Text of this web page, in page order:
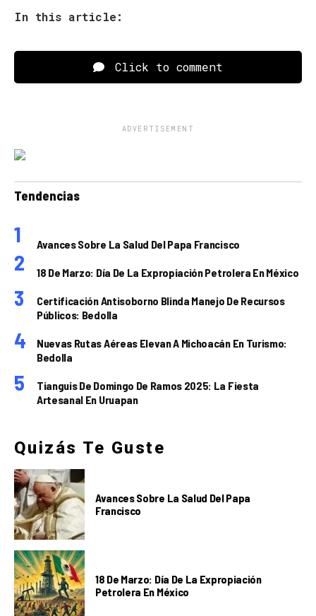
In this article:
Click to comment
ADVERTISEMENT
Tendencias
Avances Sobre La Salud Del Papa Francisco
18 De Marzo: Día De La Expropiación Petrolera En México
Certificación Antisoborno Blinda Manejo De Recursos
Públicos: Bedolla
Nuevas Rutas Aéreas Elevan A Michoacán En Turismo:
Bedolla
Tianguis De Domingo De Ramos 2025: La Fiesta
Artesanal En Uruapan
Quizás Te Guste
Avances Sobre La Salud Del Papa
Francisco
18 De Marzo: Día De La Expropiación
Petrolera En México